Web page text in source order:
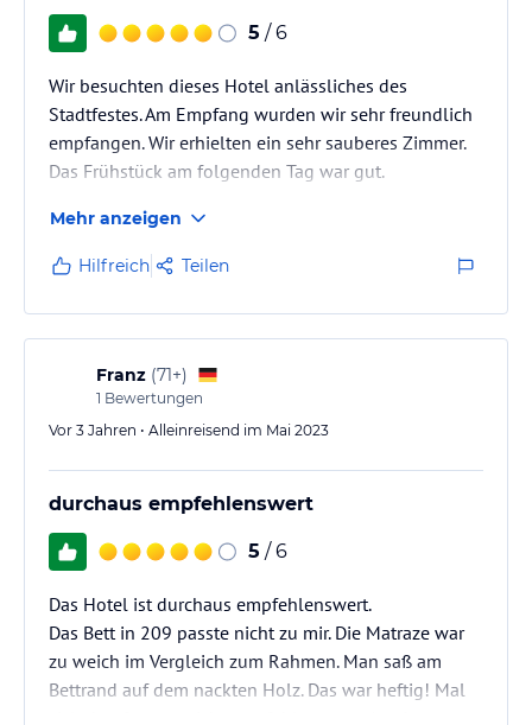
5 / 6
Wir besuchten dieses Hotel anlässliches des
Stadtfestes. Am Empfang wurden wir sehr freundlich
empfangen. Wir erhielten ein sehr sauberes Zimmer.
Das Frühstück am folgenden Tag war gut.
Mehr anzeigen
Hilfreich Teilen
Franz (71+)
1 Bewertungen
Vor 3 Jahren • Alleinreisend im Mai 2023
durchaus empfehlenswert
5 / 6
Das Hotel ist durchaus empfehlenswert.
Das Bett in 209 passte nicht zu mir. Die Matraze war
zu weich im Vergleich zum Rahmen. Man saß am
Bettrand auf dem nackten Holz. Das war heftig! Mal